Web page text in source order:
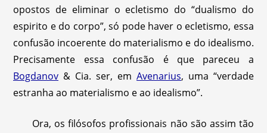
opostos de eliminar o ecletismo do “dualismo do
espirito e do corpo”, só pode haver o ecletismo, essa
confusão incoerente do materialismo e do idealismo.
Precisamente essa confusão é que pareceu a
Bogdanov & Cia. ser, em Avenarius, uma “verdade
estranha ao materialismo e ao idealismo”.
Ora, os filósofos profissionais não são assim tão